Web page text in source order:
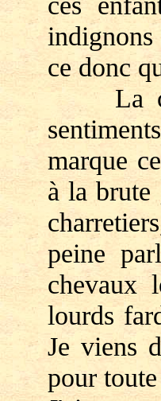
ce donc
La
marque
à la brute
peine
chevaux
lourds
Je viens
pour